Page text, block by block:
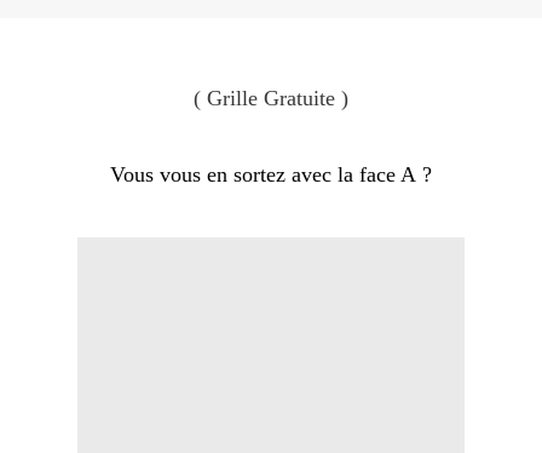
( Grille Gratuite )
Vous vous en sortez avec la face A ?